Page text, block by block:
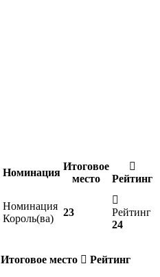
Номинация
Итоговое
место
Рейтинг
Номинация
Король(ва)
23
Рейтинг
24
Итоговое место
Рейтинг